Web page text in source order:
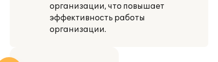
организации, что повышает
эффективность работы
организации.